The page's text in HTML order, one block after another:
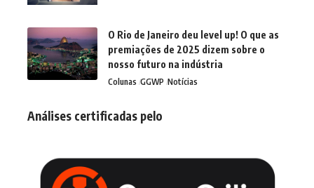
O Rio de Janeiro deu level up! O que as
premiações de 2025 dizem sobre o
nosso futuro na indústria
Colunas GGWP Notícias
Análises certificadas pelo